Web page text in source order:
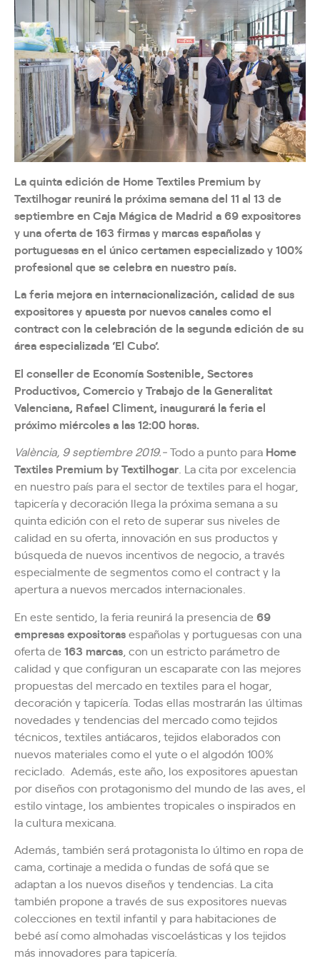
La quinta edición de Home Textiles Premium by
Textilhogar reunirá la próxima semana del 11 al 13 de
septiembre en Caja Mágica de Madrid a 69 expositores
y una oferta de 163 firmas y marcas españolas y
portuguesas en el único certamen especializado y 100%
profesional que se celebra en nuestro país.
La feria mejora en internacionalización, calidad de sus
expositores y apuesta por nuevos canales como el
contract con la celebración de la segunda edición de su
área especializada ‘El Cubo’.
El conseller de Economía Sostenible, Sectores
Productivos, Comercio y Trabajo de la Generalitat
Valenciana, Rafael Climent, inaugurará la feria el
próximo miércoles a las 12:00 horas.
València, 9 septiembre 2019.-Todo a punto para Home
Textiles Premium by Textilhogar . La cita por excelencia
en nuestro país para el sector de textiles para el hogar,
tapicería y decoración llega la próxima semana a su
quinta edición con el reto de superar sus niveles de
calidad en su oferta, innovación en sus productos y
búsqueda de nuevos incentivos de negocio, a través
especialmente de segmentos como el contract y la
apertura a nuevos mercados internacionales.
En este sentido, la feria reunirá la presencia de 69
empresas expositorasespañolas y portuguesas con una
oferta de163 marcas , con un estricto parámetro de
calidad y que configuran un escaparate con las mejores
propuestas del mercado en textiles para el hogar,
decoración y tapicería. Todas ellas mostrarán las últimas
novedades y tendencias del mercado como tejidos
técnicos, textiles antiácaros, tejidos elaborados con
nuevos materiales como el yute o el algodón 100%
reciclado. Además, este año, los expositores apuestan
por diseños con protagonismo del mundo de las aves, el
estilo vintage, los ambientes tropicales o inspirados en
la cultura mexicana.
Además, también será protagonista lo último en ropa de
cama, cortinaje a medida o fundas de sofá que se
adaptan a los nuevos diseños y tendencias. La cita
también propone a través de sus expositores nuevas
colecciones en textil infantil y para habitaciones de
bebé así como almohadas viscoelásticas y los tejidos
más innovadores para tapicería.